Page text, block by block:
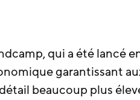
qui a été lancé
garantissant
beaucoup plus